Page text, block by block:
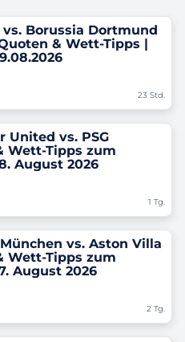
vs. Borussia Dortmund
& Wett-Tipps |
23 Std.
United vs. PSG
Wett-Tipps zum
August 2026
1 Tg.
vs. Aston Villa
Wett-Tipps zum
August 2026
2 Tg.